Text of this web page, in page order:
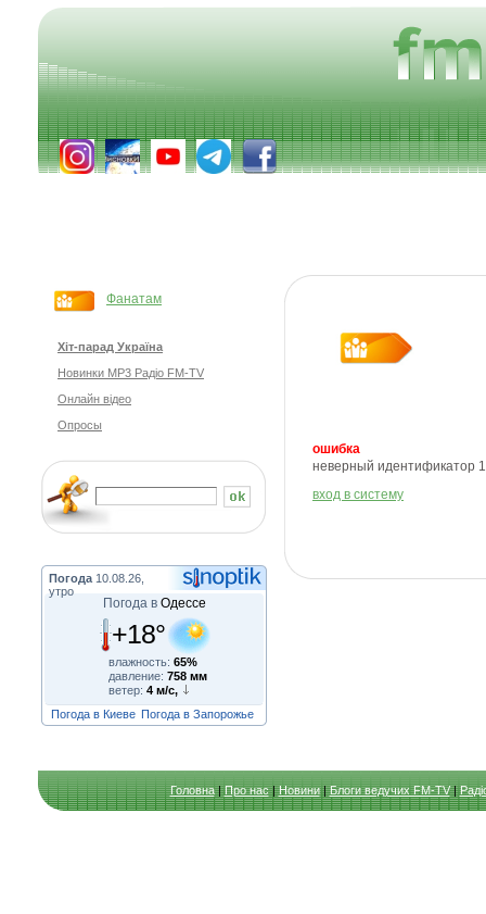
Фанатам
Хіт-парад Україна
Новинки MP3 Радіо FM-TV
Онлайн відео
Опросы
Погода 10.08.26,
утро
Погода в Одессе
+18°
влажность: 65%
давление: 758 мм
ветер: 4 м/с,
Погода в Киеве Погода в Запорожье
ошибка
неверный идентификатор
вход в систему
Головна|Про нас|Новини|Блоги ведучих FM-TV|